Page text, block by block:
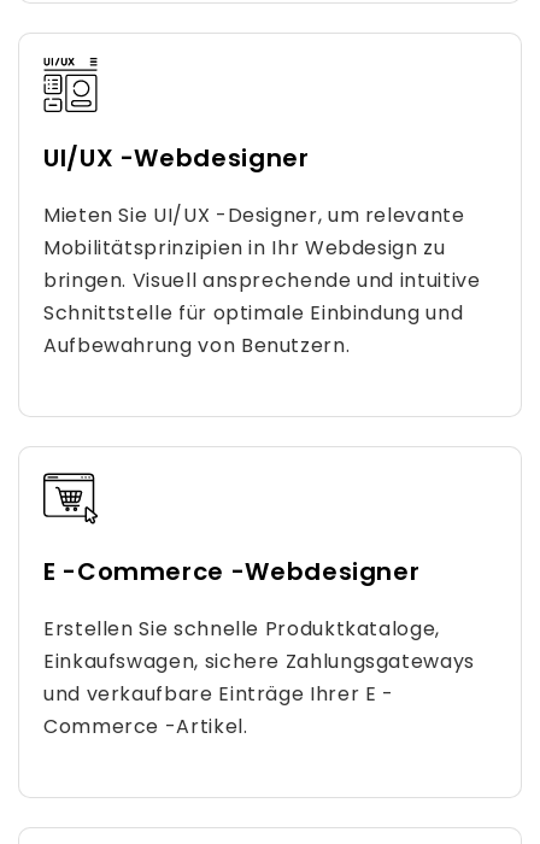
UI/UX -Webdesigner
Mieten Sie UI/UX -Designer, um relevante
Mobilitätsprinzipien in Ihr Webdesign zu
bringen. Visuell ansprechende und intuitive
Schnittstelle für optimale Einbindung und
Aufbewahrung von Benutzern.
E -Commerce -Webdesigner
Erstellen Sie schnelle Produktkataloge,
Einkaufswagen, sichere Zahlungsgateways
und verkaufbare Einträge Ihrer E -
Commerce -Artikel.